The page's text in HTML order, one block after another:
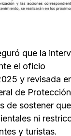
que la
el oficio
y revisada
de
de sostener
ni
y turistas.